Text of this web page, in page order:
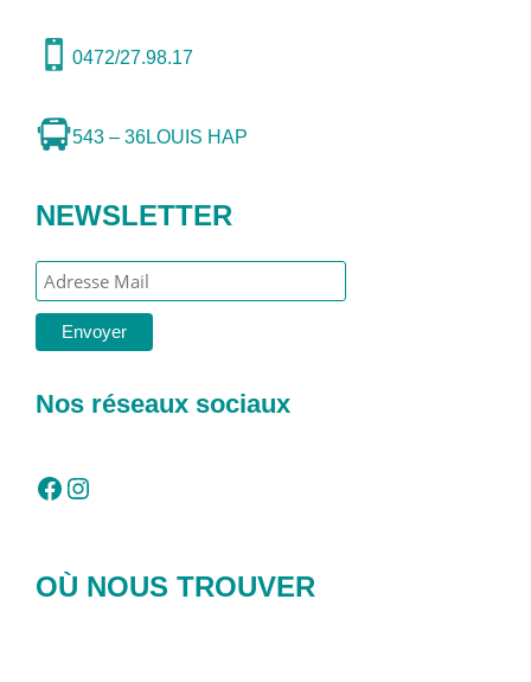
0472/27.98.17
543 – 36LOUIS HAP
NEWSLETTER
Nos réseaux sociaux
Facebook Instagram
OÙ NOUS TROUVER